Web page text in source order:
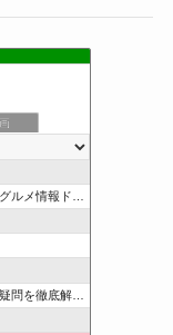
報ドットコム
を徹底解説！